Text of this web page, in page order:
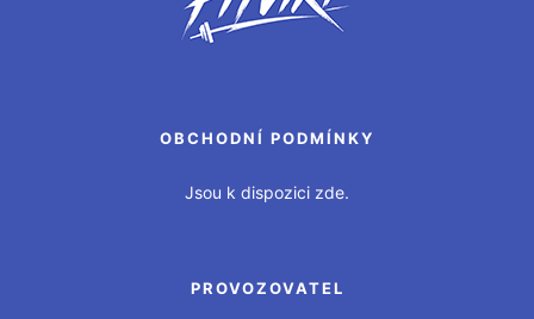
OBCHODNÍ PODMÍNKY
Jsou k dispozici zde.
PROVOZOVATEL